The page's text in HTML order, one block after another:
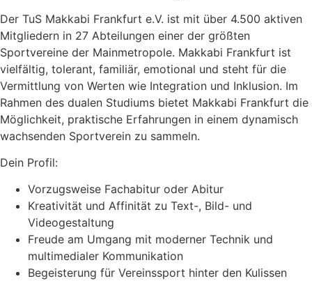
Der TuS Makkabi Frankfurt e.V. ist mit über 4.500 aktiven
Mitgliedern in 27 Abteilungen einer der größten
Sportvereine der Mainmetropole. Makkabi Frankfurt ist
vielfältig, tolerant, familiär, emotional und steht für die
Vermittlung von Werten wie Integration und Inklusion. Im
Rahmen des dualen Studiums bietet Makkabi Frankfurt die
Möglichkeit, praktische Erfahrungen in einem dynamisch
wachsenden Sportverein zu sammeln.
Dein Profil:
Vorzugsweise Fachabitur oder Abitur
Kreativität und Affinität zu Text-, Bild- und
Videogestaltung
Freude am Umgang mit moderner Technik und
multimedialer Kommunikation
Begeisterung für Vereinssport hinter den Kulissen